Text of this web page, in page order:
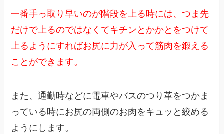
一番手っ取り早いのが階段を上る時には、つま先
だけで上るのではなくてキチンとかかとをつけて
上るようにすればお尻に力が入って筋肉を鍛える
ことができます。
また、通勤時などに電車やバスのつり革をつかま
っている時にお尻の両側のお肉をキュッと絞める
ようにします。